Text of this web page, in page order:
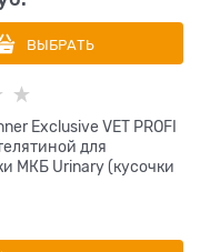
ВЫБРАТЬ
Exclusive VET PROFI
для
МКБ Urinary (кусочки